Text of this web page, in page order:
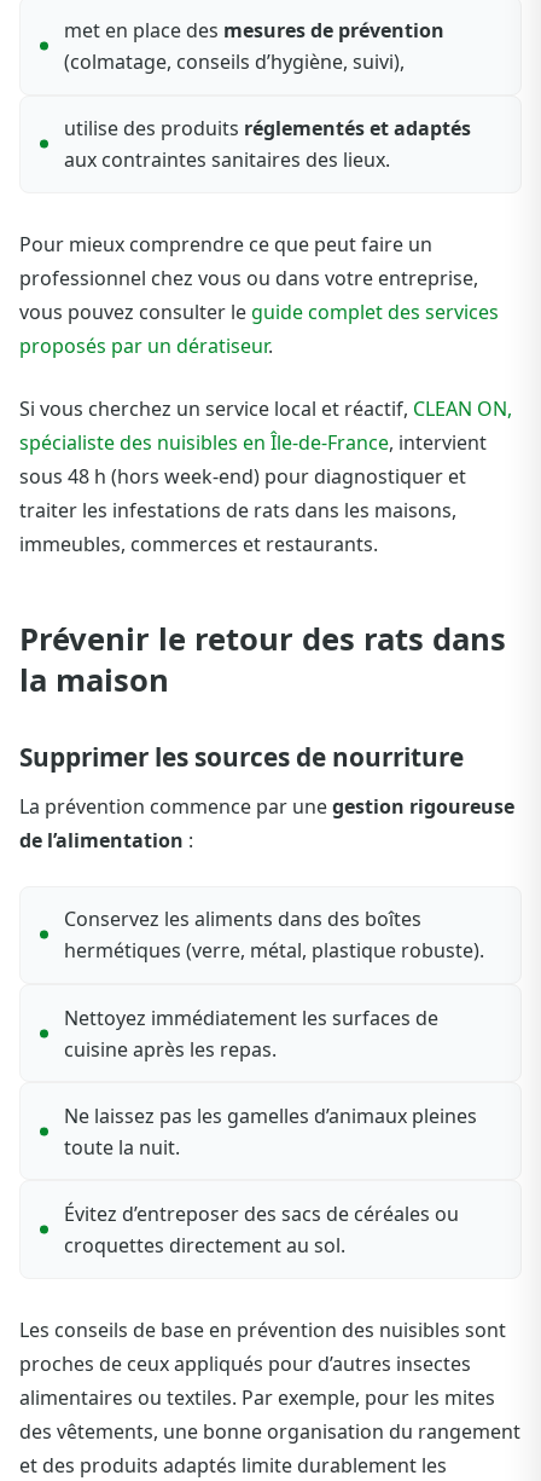
met en place des mesures de prévention
(colmatage, conseils d’hygiène, suivi),
utilise des produits réglementés et adaptés
aux contraintes sanitaires des lieux.
Pour mieux comprendre ce que peut faire un
professionnel chez vous ou dans votre entreprise,
vous pouvez consulter leguide complet des services
proposés par un dératiseur.
Si vous cherchez un service local et réactif, CLEAN ON,
spécialiste des nuisibles en Île-de-France, intervient
sous 48 h (hors week-end) pour diagnostiquer et
traiter les infestations de rats dans les maisons,
immeubles, commerces et restaurants.
Prévenir le retour des rats dans
la maison
Supprimer les sources de nourriture
La prévention commence par unegestion rigoureuse
de l’alimentation :
Conservez les aliments dans des boîtes
hermétiques (verre, métal, plastique robuste).
Nettoyez immédiatement les surfaces de
cuisine après les repas.
Ne laissez pas les gamelles d’animaux pleines
toute la nuit.
Évitez d’entreposer des sacs de céréales ou
croquettes directement au sol.
Les conseils de base en prévention des nuisibles sont
proches de ceux appliqués pour d’autres insectes
alimentaires ou textiles. Par exemple, pour les mites
des vêtements, une bonne organisation du rangement
et des produits adaptés limite durablement les